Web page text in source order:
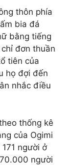
thôn phía
bia đá
bằng tiếng
đơn thuần
tiên của
họ đợi đến
nhắc điều
thống kê
của Ogimi
người ở
người